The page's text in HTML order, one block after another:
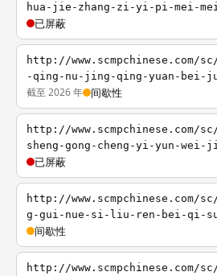
hua-jie-zhang-zi-yi-pi-mei-
已屏蔽
http://www.scmpchinese.com/
-qing-nu-jing-qing-yuan-bei-
截至 2026 年 间歇性
http://www.scmpchinese.com/
sheng-gong-cheng-yi-yun-wei-
已屏蔽
http://www.scmpchinese.com/
g-gui-nue-si-liu-ren-bei-qi-
间歇性
http://www.scmpchinese.com/